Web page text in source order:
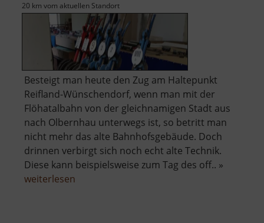
20 km vom aktuellen Standort
Besteigt man heute den Zug am Haltepunkt
Reifland-Wünschendorf, wenn man mit der
Flöhatalbahn von der gleichnamigen Stadt aus
nach Olbernhau unterwegs ist, so betritt man
nicht mehr das alte Bahnhofsgebäude. Doch
drinnen verbirgt sich noch echt alte Technik.
Diese kann beispielsweise zum Tag des off.. »
weiterlesen